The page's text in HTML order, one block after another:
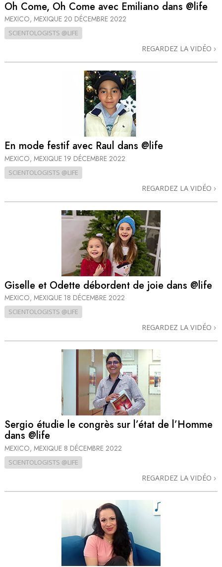
Oh Come, Oh Come avec Emiliano dans @life
MEXICO, MEXIQUE 20 DÉCEMBRE 2022
SCIENTOLOGISTS @LIFE
REGARDEZ LA VIDÉO
En mode festif avec Raul dans @life
MEXICO, MEXIQUE 19 DÉCEMBRE 2022
SCIENTOLOGISTS @LIFE
REGARDEZ LA VIDÉO
Giselle et Odette débordent de joie dans @life
MEXICO, MEXIQUE 18 DÉCEMBRE 2022
SCIENTOLOGISTS @LIFE
REGARDEZ LA VIDÉO
Sergio étudie le congrès sur l’état de l’Homme
dans @life
MEXICO, MEXIQUE 8 DÉCEMBRE 2022
SCIENTOLOGISTS @LIFE
REGARDEZ LA VIDÉO